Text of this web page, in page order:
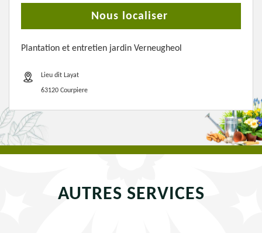
Nous localiser
Plantation et entretien jardin Verneugheol
Lieu dit Layat
63120 Courpiere
AUTRES SERVICES